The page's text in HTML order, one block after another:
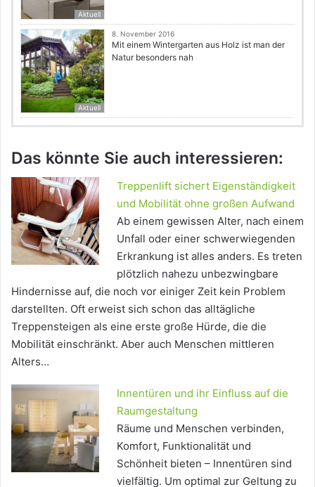
Aktuell
Aktuell
8. November 2016
Mit einem Wintergarten aus Holz ist man der
Natur besonders nah
Das könnte Sie auch interessieren:
Treppenlift sichert Eigenständigkeit
und Mobilität ohne großen Aufwand
Ab einem gewissen Alter, nach einem
Unfall oder einer schwerwiegenden
Erkrankung ist alles anders. Es treten
plötzlich nahezu unbezwingbare
Hindernisse auf, die noch vor einiger Zeit kein Problem
darstellten. Oft erweist sich schon das alltägliche
Treppensteigen als eine erste große Hürde, die die
Mobilität einschränkt. Aber auch Menschen mittleren
Alters…
Innentüren und ihr Einfluss auf die
Raumgestaltung
Räume und Menschen verbinden,
Komfort, Funktionalität und
Schönheit bieten – Innentüren sind
vielfältig. Um optimal zur Geltung zu